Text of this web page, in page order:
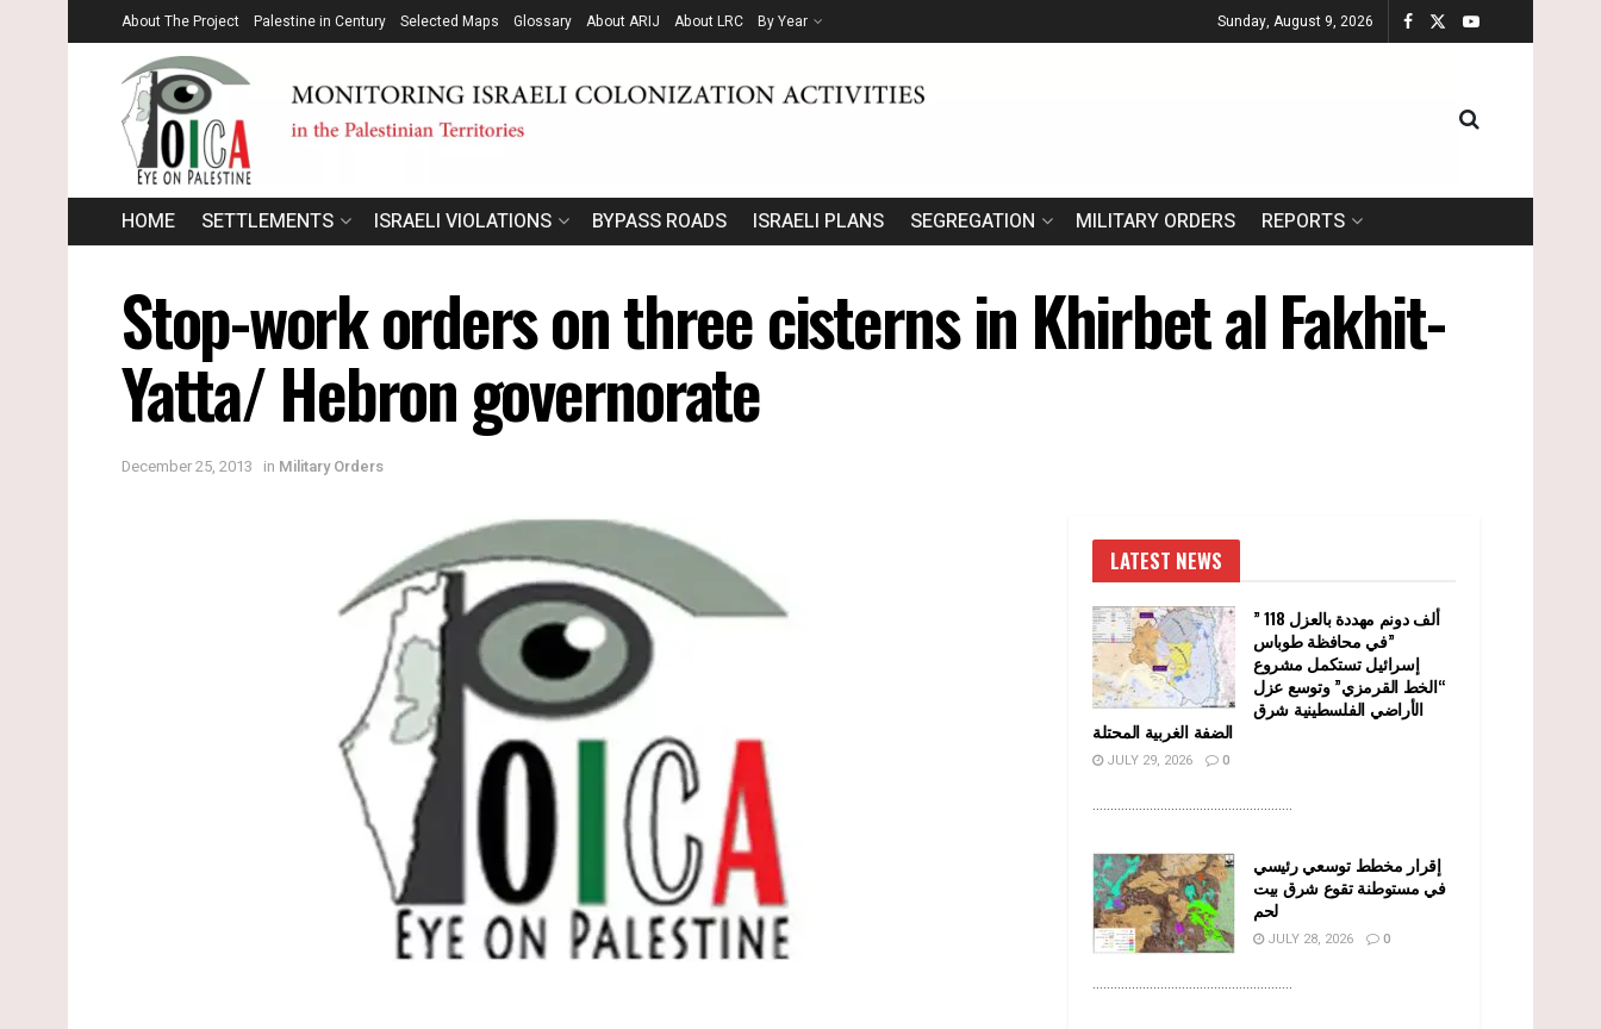
About The Project Palestine in Century Selected Maps Glossary About ARIJ About LRC By Year Sunday, August 9, 2026
HOME SETTLEMENTS ISRAELI VIOLATIONS BYPASS ROADS ISRAELI PLANS SEGREGATION MILITARY ORDERS REPORTS
Stop-work orders on three cisterns in Khirbet al Fakhit-
Yatta/ Hebron governorate
December 25, 2013 in Military Orders
LATEST NEWS
” 118 ألف دونم مهددة بالعزل
في محافظة طوباس”
إسرائيل تستكمل مشروع
“الخط القرمزي” وتوسع عزل
الأراضي الفلسطينية شرق
الضفة الغربية المحتلة
JULY 29, 2026 0
........................................................
إقرار مخطط توسعي رئيسي
في مستوطنة تقوع شرق بيت
لحم
JULY 28, 2026 0
........................................................